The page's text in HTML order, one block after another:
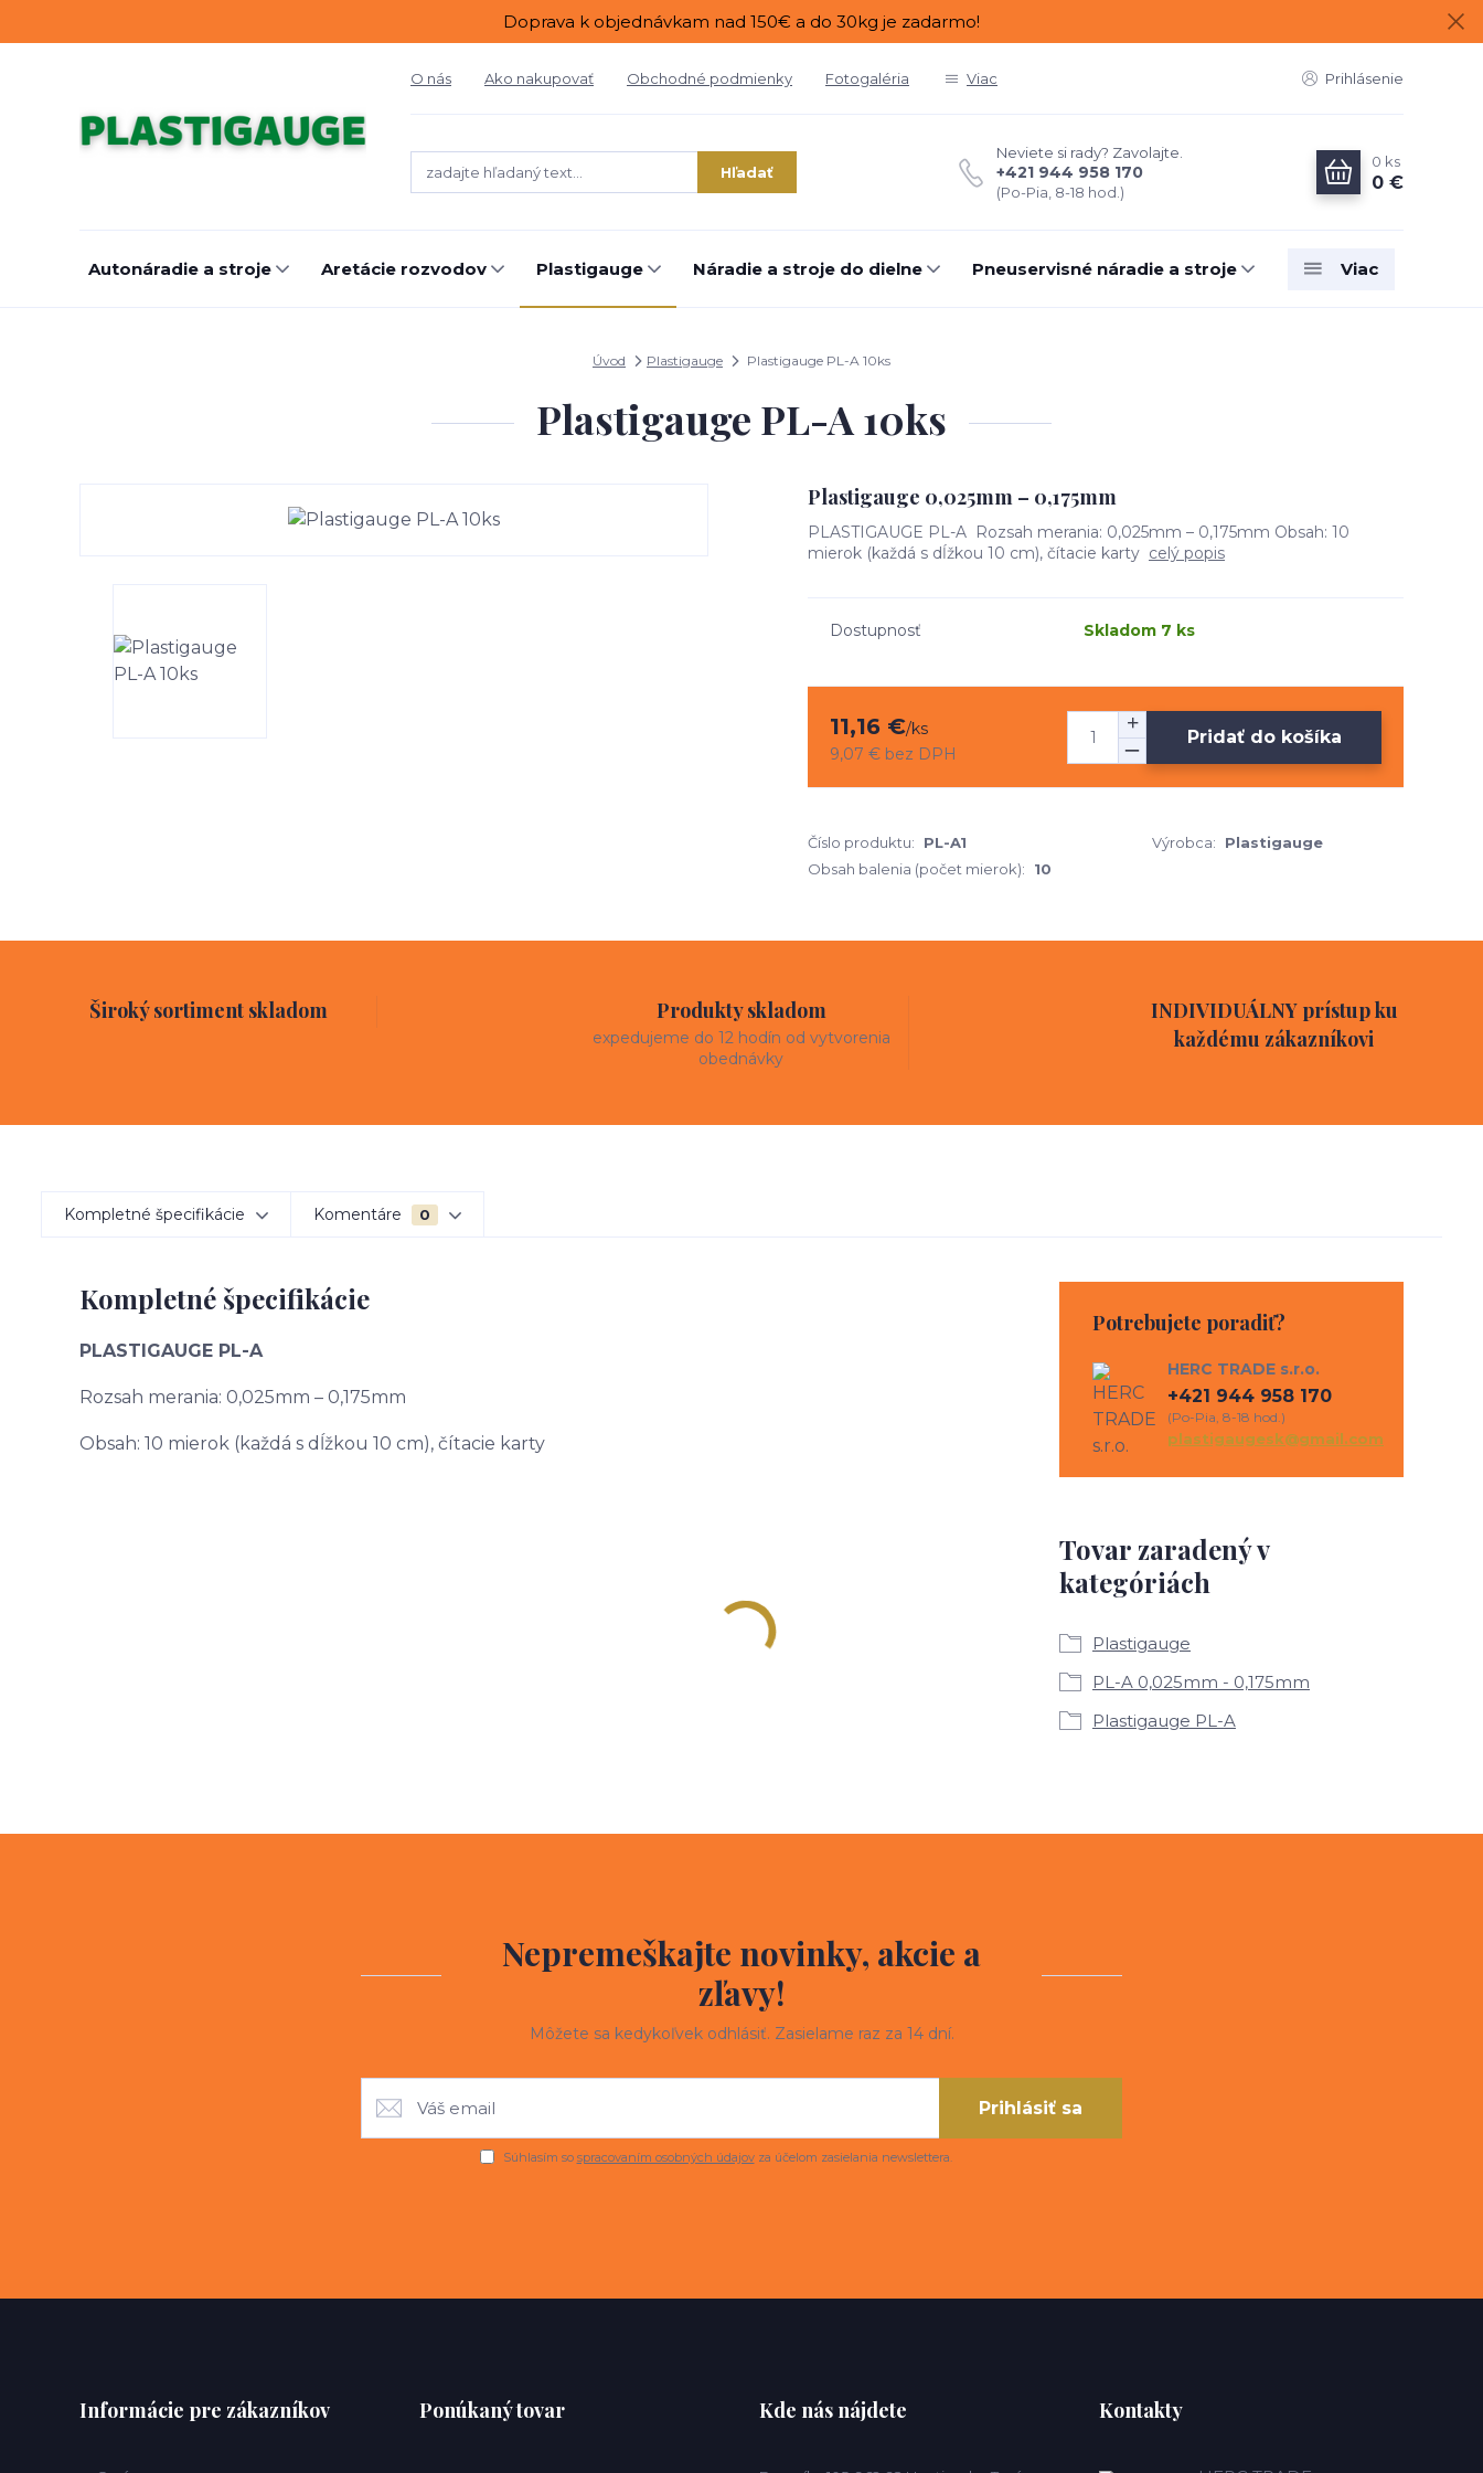
Doprava k objednávkam nad 150€ a do 30kg je zadarmo!
O nás Ako nakupovať Obchodné podmienky Fotogaléria Viac Prihlásenie
Hľadať
Neviete si rady? Zavolajte.
+421 944 958 170
(Po-Pia, 8-18 hod.)
0 ks
0 €
Autonáradie a stroje Aretácie rozvodov Plastigauge Náradie a stroje do dielne Pneuservisné náradie a stroje Viac
Úvod Plastigauge Plastigauge PL-A 10ks
Plastigauge PL-A 10ks
Plastigauge 0,025mm – 0,175mm
PLASTIGAUGE PL-A Rozsah merania: 0,025mm – 0,175mm Obsah: 10
mierok (každá s dĺžkou 10 cm), čítacie karty celý popis
Dostupnosť Skladom 7 ks
11,16 €/ks
9,07 € bez DPH
Pridať do košíka
Číslo produktu: PL-A1 Výrobca:
Plastigauge
Obsah balenia (počet mierok):
10
Široký sortiment skladom Produkty skladom
expedujeme do 12 hodín od vytvorenia
obednávky
INDIVIDUÁLNY prístup ku
každému zákazníkovi
Kompletné špecifikácie Komentáre 0
Kompletné špecifikácie
PLASTIGAUGE PL-A
Rozsah merania: 0,025mm – 0,175mm
Obsah: 10 mierok (každá s dĺžkou 10 cm), čítacie karty
Tovar zaradený v
kategóriách
Plastigauge
PL-A 0,025mm - 0,175mm
Plastigauge PL-A
Potrebujete poradiť?
HERC TRADE s.r.o.
+421 944 958 170
(Po-Pia, 8-18 hod.)
plastigaugesk@gmail.com
Nepremeškajte novinky, akcie a
zľavy!
Môžete sa kedykoľvek odhlásiť. Zasielame raz za 14 dní.
Prihlásiť sa
Súhlasím so spracovaním osobných údajovza účelom zasielania newslettera.
Informácie pre zákazníkov Ponúkaný tovar Kde nás nájdete Kontakty